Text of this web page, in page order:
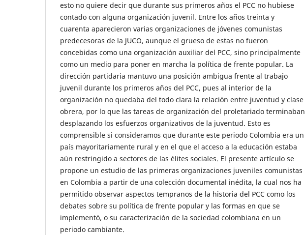
esto no quiere decir que durante sus primeros años el PCC no hubiese
contado con alguna organización juvenil. Entre los años treinta y
cuarenta aparecieron varias organizaciones de jóvenes comunistas
predecesoras de la JUCO, aunque el grueso de estas no fueron
concebidas como una organización auxiliar del PCC, sino principalmente
como un medio para poner en marcha la política de frente popular. La
dirección partidaria mantuvo una posición ambigua frente al trabajo
juvenil durante los primeros años del PCC, pues al interior de la
organización no quedaba del todo clara la relación entre juventud y clase
obrera, por lo que las tareas de organización del proletariado terminaban
desplazando los esfuerzos organizativos de la juventud. Esto es
comprensible si consideramos que durante este periodo Colombia era un
país mayoritariamente rural y en el que el acceso a la educación estaba
aún restringido a sectores de las élites sociales. El presente artículo se
propone un estudio de las primeras organizaciones juveniles comunistas
en Colombia a partir de una colección documental inédita, la cual nos ha
permitido observar aspectos tempranos de la historia del PCC como los
debates sobre su política de frente popular y las formas en que se
implementó, o su caracterización de la sociedad colombiana en un
periodo cambiante.